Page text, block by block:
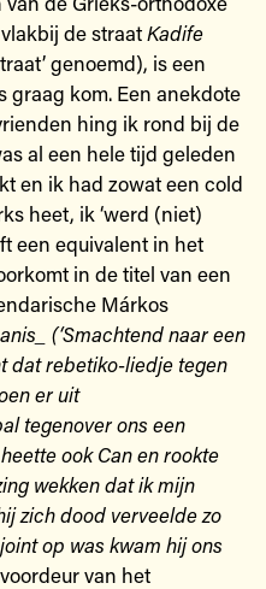
de straatKadife
genoemd), is een
graag kom. Een anekdote
hing ik rond bij de
al een hele tijd geleden
en ik had zowat een cold
heet, ik ‘werd (niet)
een equivalent in het
in de titel van een
Márkos
(‘Smachtend naar een
dat rebetiko-liedje tegen
er uit
tegenover ons een
ook Can en rookte
wekken dat ik mijn
zich dood verveelde zo
op was kwam hij ons
van het